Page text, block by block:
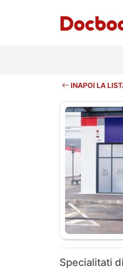
INAPOI LA
Specialitati